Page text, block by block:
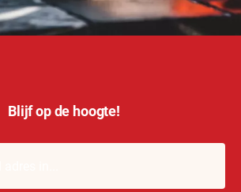
Blijf op de hoogte!